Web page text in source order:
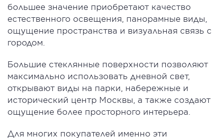
большее значение приобретают качество
естественного освещения, панорамные виды,
ощущение пространства и визуальная связь с
городом.
Большие стеклянные поверхности позволяют
максимально использовать дневной свет,
открывают виды на парки, набережные и
исторический центр Москвы, а также создают
ощущение более просторного интерьера.
Для многих покупателей именно эти